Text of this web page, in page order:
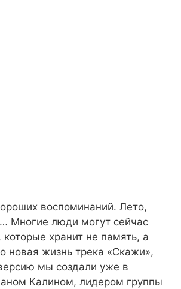
воспоминаний. Лето,
Многие люди могут сейчас
хранит не память, а
новая жизнь трека «Скажи»,
мы создали уже в
Калином, лидером группы